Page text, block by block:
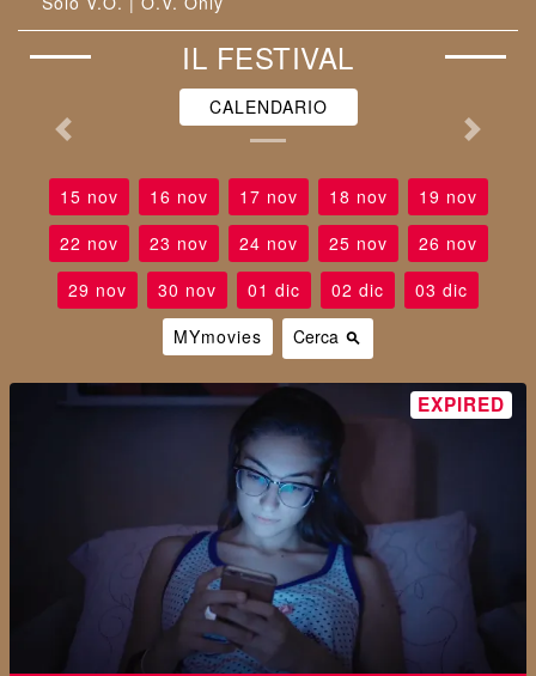
CALENDARIO
15 nov 16 nov 17 nov 18 nov
19 nov
22 nov
23 nov 24 nov 25 nov
26 nov
29 nov
30 nov 01 dic 02 dic
03 dic
MYmovies
Cerca search